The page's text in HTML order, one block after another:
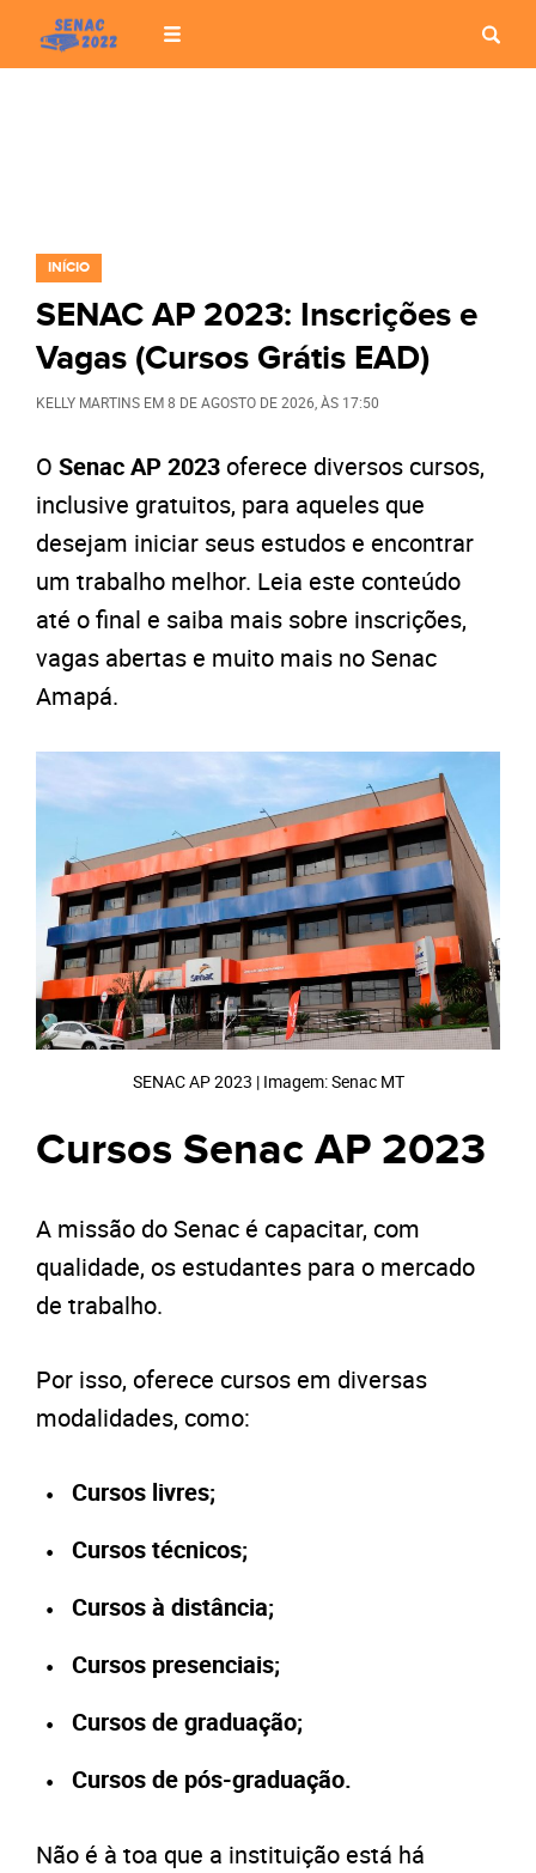
INÍCIO
SENAC AP 2023: Inscrições e
Vagas (Cursos Grátis EAD)
KELLY MARTINS EM8 DE AGOSTO DE 2026 , ÀS 17:50
O Senac AP 2023oferece diversos cursos,
inclusive gratuitos, para aqueles que
desejam iniciar seus estudos e encontrar
um trabalho melhor. Leia este conteúdo
até o final e saiba mais sobre inscrições,
vagas abertas e muito mais no Senac
Amapá.
SENAC AP 2023 | Imagem: Senac MT
Cursos Senac AP 2023
A missão do Senac é capacitar, com
qualidade, os estudantes para o mercado
de trabalho.
Por isso, oferece cursos em diversas
modalidades, como:
Cursos livres;
Cursos técnicos;
Cursos à distância;
Cursos presenciais;
Cursos de graduação;
Cursos de pós-graduação.
Não é à toa que a instituição está há